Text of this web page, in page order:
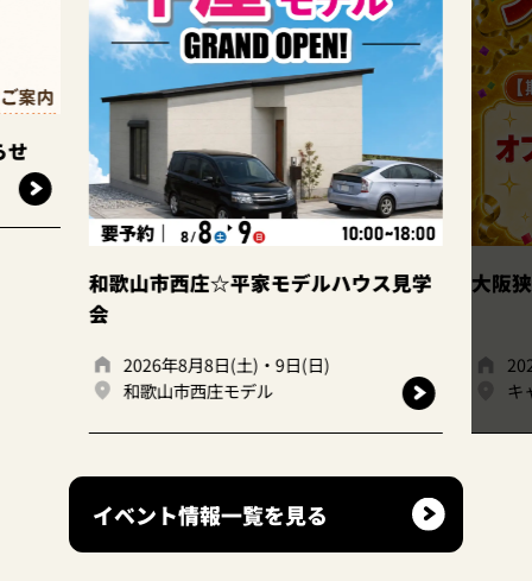
山市西庄☆平家モデルハウス見学
2026年8月8日(土)・9日(日)
和歌山市西庄モデル
大阪狭山店｜ファ
2026年7月1日(
キャンディハウ
この
終了
イベント情報一覧を見る